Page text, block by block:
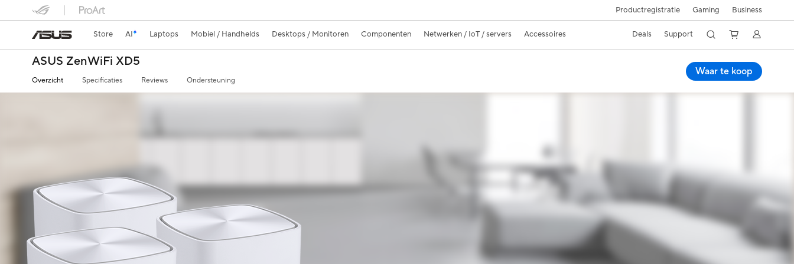
Productregistratie Gaming Business
Store AI Laptops Mobiel / Handhelds Desktops / Monitoren Componenten Netwerken / IoT / servers Accessoires Deals Support
ASUS ZenWiFi XD5
Overzicht Specificaties Reviews Ondersteuning
Waar te koop